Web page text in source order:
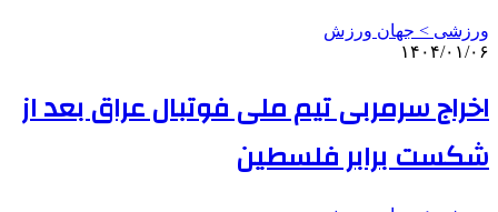
ورزشی > جهان ورزش
۱۴۰۴/۰۱/۰۶
اخراج سرمربی تیم ملی فوتبال عراق بعد از
شکست برابر فلسطین